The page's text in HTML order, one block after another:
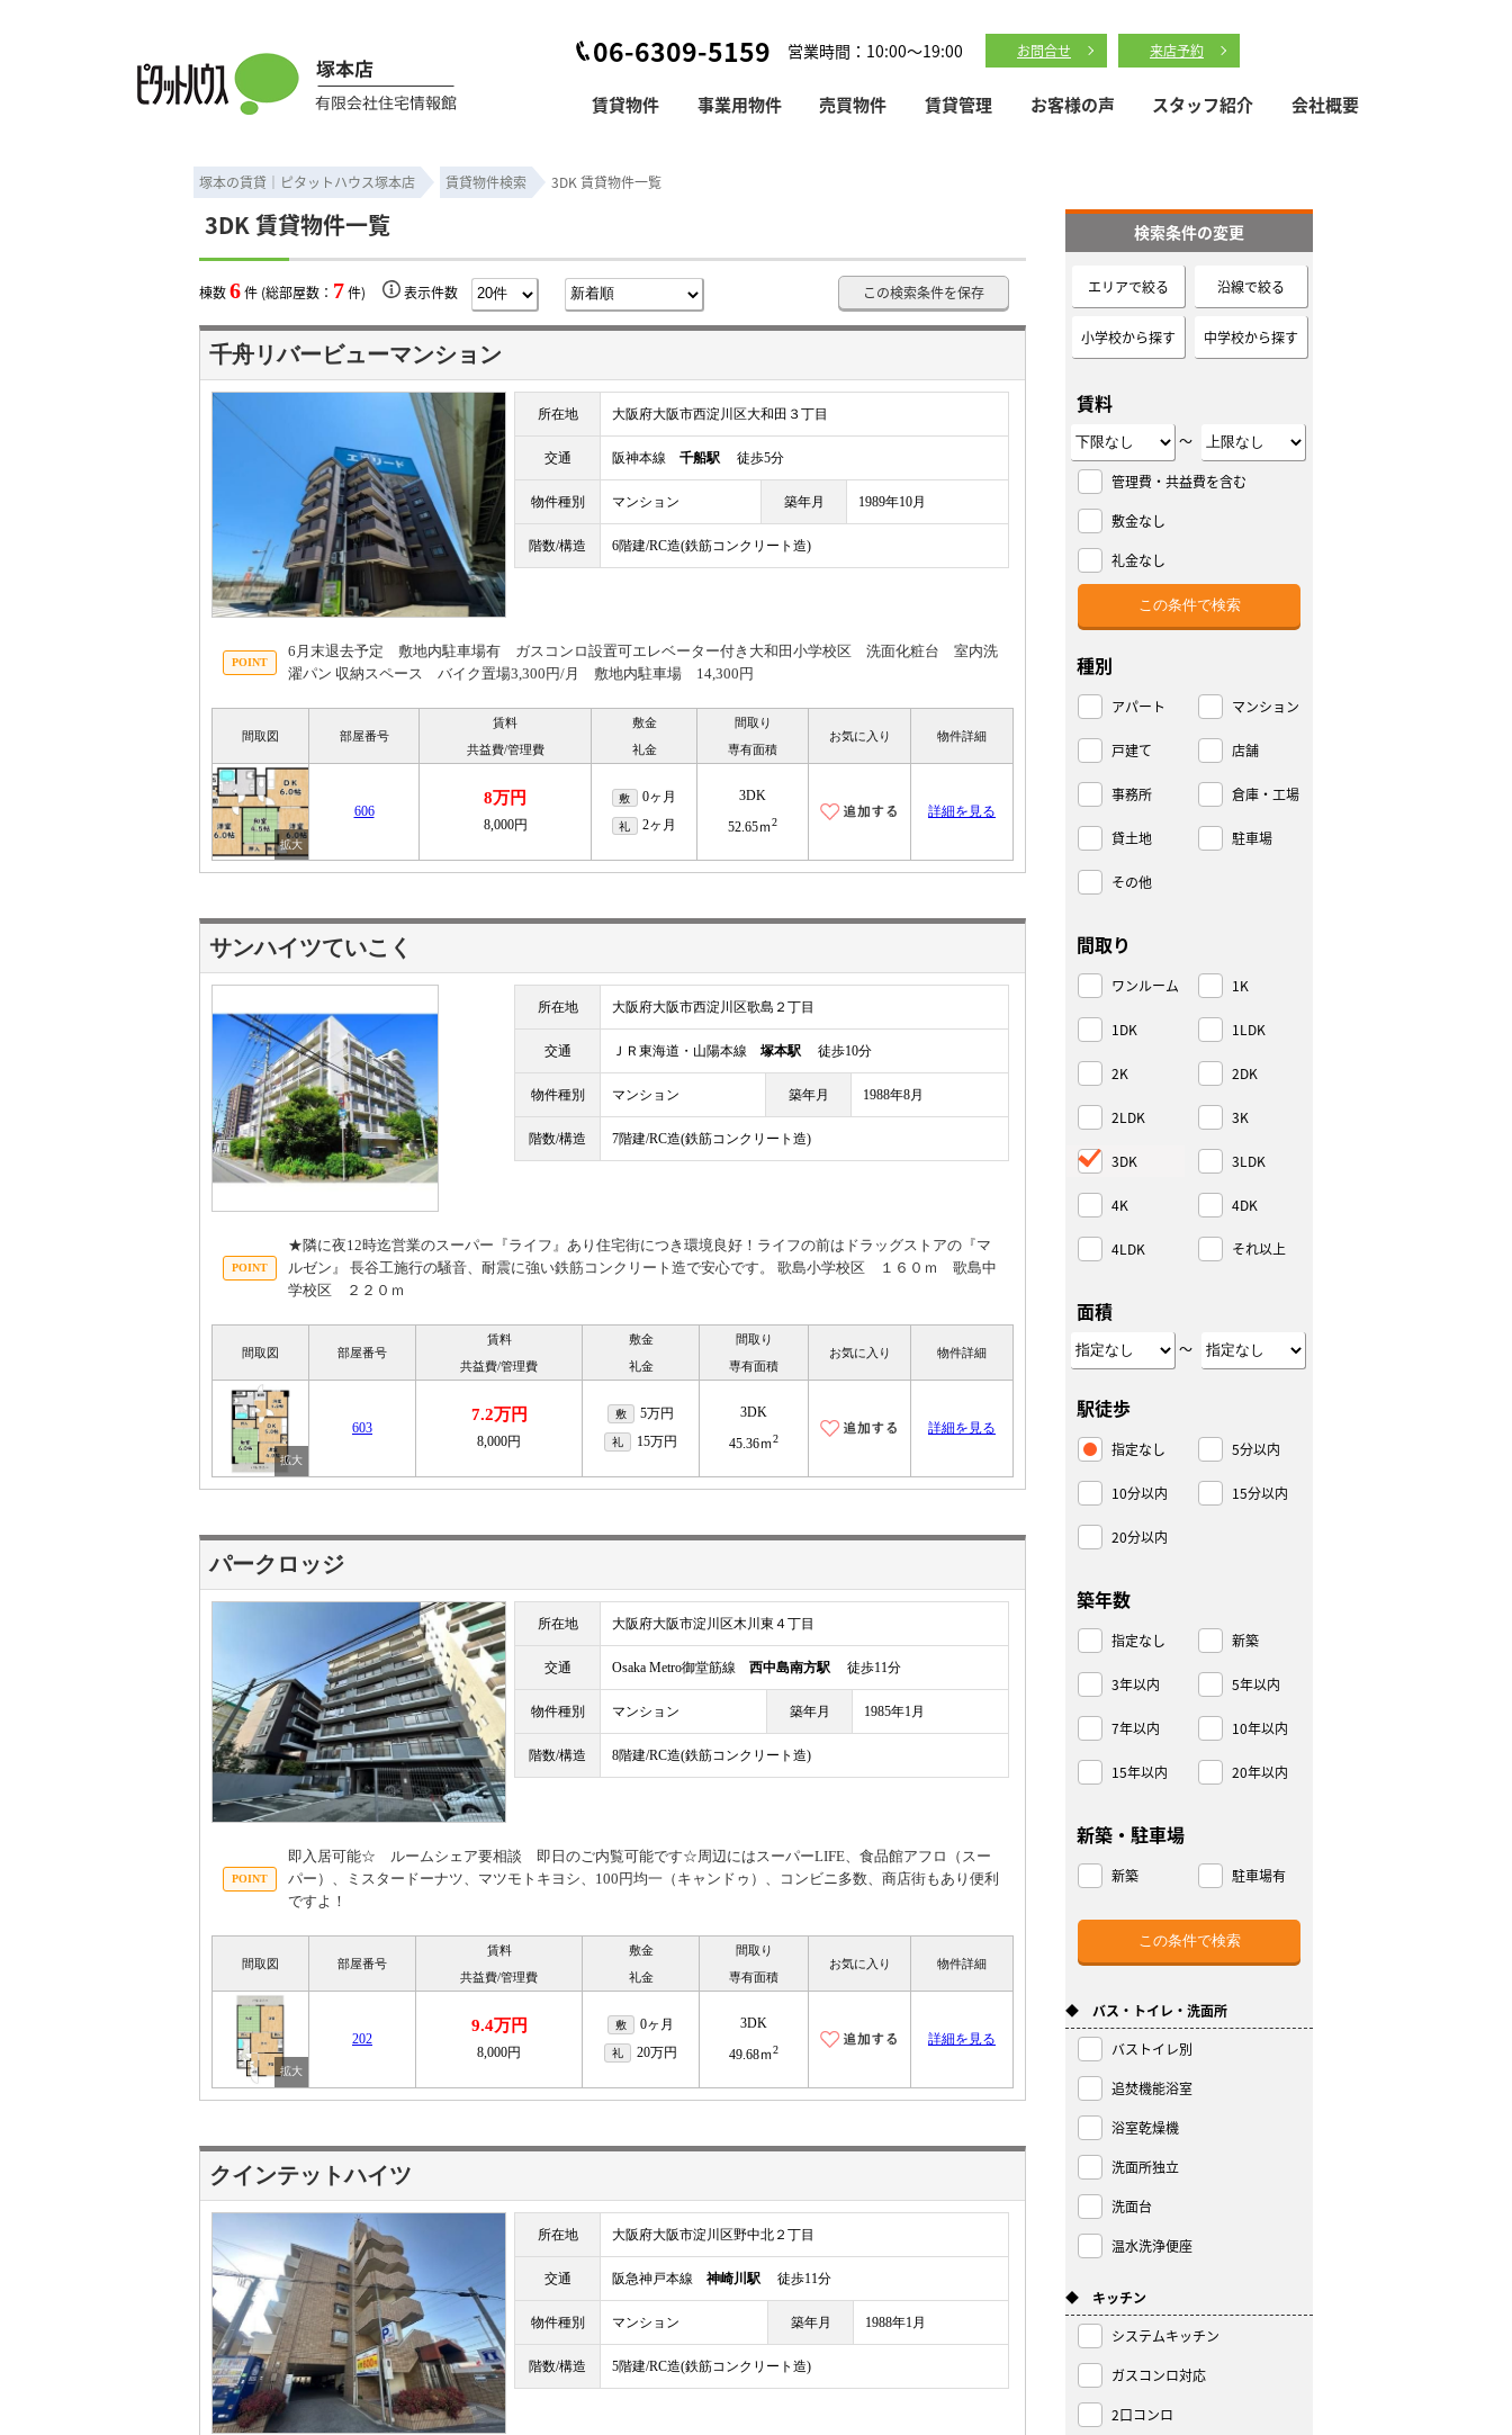
06-6309-5159 営業時間：10:00～19:00 お問合せ 来店予約
賃貸物件 事業用物件 売買物件 賃貸管理 お客様の声 スタッフ紹介 会社概要
塚本の賃貸｜ピタットハウス塚本店 賃貸物件検索 3DK 賃貸物件一覧
3DK 賃貸物件一覧
棟数6件 (総部屋数： 7件) 表示件数 この検索条件を保存
千舟リバービューマンション
所在地 大阪府大阪市西淀川区大和田３丁目
交通 阪神本線 千船駅 徒歩5分
物件種別 マンション 築年月 1989年10月
階数/構造 6階建/RC造(鉄筋コンクリート造)
6月末退去予定 敷地内駐車場有 ガスコンロ設置可エレベーター付き大和田小学校区 洗面化粧台 室内洗
濯パン 収納スペース バイク置場3,300円/月 敷地内駐車場 14,300円
間取図 部屋番号
賃料
共益費/管理費
敷金
礼金
間取り
専有面積
お気に入り 物件詳細
606
8万円
8,000円
敷 0ヶ月
礼 2ヶ月
3DK
52.65ｍ2
詳細を見る
サンハイツていこく
所在地 大阪府大阪市西淀川区歌島２丁目
交通 ＪＲ東海道・山陽本線 塚本駅 徒歩10分
物件種別 マンション 築年月 1988年8月
階数/構造 7階建/RC造(鉄筋コンクリート造)
★隣に夜12時迄営業のスーパー『ライフ』あり住宅街につき環境良好！ライフの前はドラッグストアの『マ
ルゼン』 長谷工施行の騒音、耐震に強い鉄筋コンクリート造で安心です。 歌島小学校区 １６０ｍ 歌島中
学校区 ２２０ｍ
間取図 部屋番号
賃料
共益費/管理費
敷金
礼金
間取り
専有面積
お気に入り 物件詳細
603
7.2万円
8,000円
敷 5万円
礼 15万円
3DK
45.36ｍ2
詳細を見る
パークロッジ
所在地 大阪府大阪市淀川区木川東４丁目
交通 Osaka Metro御堂筋線 西中島南方駅 徒歩11分
物件種別 マンション 築年月 1985年1月
階数/構造 8階建/RC造(鉄筋コンクリート造)
即入居可能☆ ルームシェア要相談 即日のご内覧可能です☆周辺にはスーパーLIFE、食品館アフロ（スー
パー）、ミスタードーナツ、マツモトキヨシ、100円均一（キャンドゥ）、コンビニ多数、商店街もあり便利
ですよ！
間取図 部屋番号
賃料
共益費/管理費
敷金
礼金
間取り
専有面積
お気に入り 物件詳細
202
9.4万円
8,000円
敷 0ヶ月
礼 20万円
3DK
49.68ｍ2
詳細を見る
クインテットハイツ
所在地 大阪府大阪市淀川区野中北２丁目
交通 阪急神戸本線 神崎川駅 徒歩11分
物件種別 マンション 築年月 1988年1月
階数/構造 5階建/RC造(鉄筋コンクリート造)
検索条件の変更
エリアで絞る 沿線で絞る
小学校から探す 中学校から探す
賃料
～
管理費・共益費を含む
敷金なし
礼金なし
種別
アパート マンション
戸建て 店舗
事務所 倉庫・工場
貸土地 駐車場
その他
間取り
ワンルーム 1K
1DK 1LDK
2K 2DK
2LDK 3K
3DK 3LDK
4K 4DK
4LDK それ以上
面積
～
駅徒歩
指定なし 5分以内
10分以内 15分以内
20分以内
築年数
指定なし 新築
3年以内 5年以内
7年以内 10年以内
15年以内 20年以内
新築・駐車場
新築 駐車場有
◆ バス・トイレ・洗面所
バストイレ別
追焚機能浴室
浴室乾燥機
洗面所独立
洗面台
温水洗浄便座
◆ キッチン
システムキッチン
ガスコンロ対応
2口コンロ